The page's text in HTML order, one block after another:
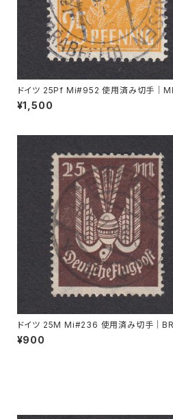
ドイツ 25Pf Mi#952 使用済み切手｜
RSHAUSEN 14.2.1948
¥1,500
ドイツ 25M Mi#236 使用済み切手｜
AU 8.6.1923
¥900